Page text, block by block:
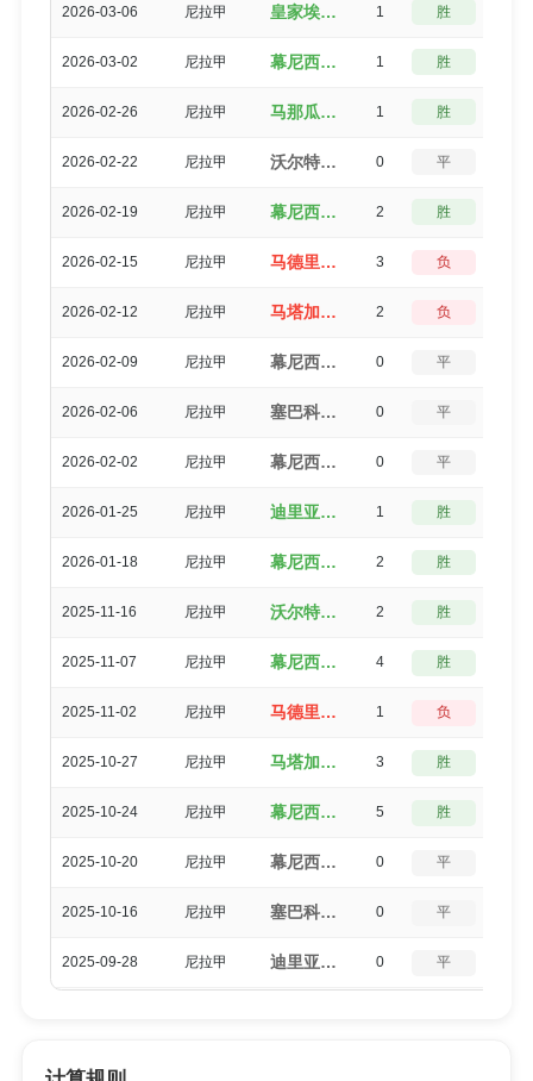
2026-03-06 尼拉甲 皇家埃斯特利（2-1）幕尼西波尔哈拉帕 1 胜
2026-03-02 尼拉甲 幕尼西波尔哈拉帕（2-1）迪里亚 1 胜
2026-02-26 尼拉甲 马那瓜（1-0）幕尼西波尔哈拉帕 1 胜
2026-02-22 尼拉甲 沃尔特费雷迪（0-0）幕尼西波尔哈拉帕 0 平
2026-02-19 尼拉甲 幕尼西波尔哈拉帕（2-0）兰乔桑塔纳FC 2 胜
2026-02-15 尼拉甲 马德里斯（0-3）幕尼西波尔哈拉帕 3 负
2026-02-12 尼拉甲 马塔加尔帕FC（1-3）幕尼西波尔哈拉帕 2 负
2026-02-09 尼拉甲 幕尼西波尔哈拉帕（0-0）UNAN马纳瓜 0 平
2026-02-06 尼拉甲 塞巴科（0-0）幕尼西波尔哈拉帕 0 平
2026-02-02 尼拉甲 幕尼西波尔哈拉帕（2-2）皇家埃斯特利 0 平
2026-01-25 尼拉甲 迪里亚（2-1）幕尼西波尔哈拉帕 1 胜
2026-01-18 尼拉甲 幕尼西波尔哈拉帕（2-0）马那瓜 2 胜
2025-11-16 尼拉甲 沃尔特费雷迪（3-1）幕尼西波尔哈拉帕 2 胜
2025-11-07 尼拉甲 幕尼西波尔哈拉帕（4-0）兰乔桑塔纳FC 4 胜
2025-11-02 尼拉甲 马德里斯（1-2）幕尼西波尔哈拉帕 1 负
2025-10-27 尼拉甲 马塔加尔帕FC（3-0）幕尼西波尔哈拉帕 3 胜
2025-10-24 尼拉甲 幕尼西波尔哈拉帕（5-0）UNAN马纳瓜 5 胜
2025-10-20 尼拉甲 幕尼西波尔哈拉帕（1-1）皇家埃斯特利 0 平
2025-10-16 尼拉甲 塞巴科（2-2）幕尼西波尔哈拉帕 0 平
2025-09-28 尼拉甲 迪里亚（0-0）幕尼西波尔哈拉帕 0 平